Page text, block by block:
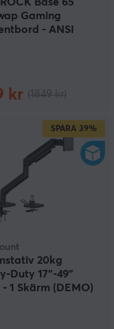
Gaming
- ANSI
kr
SPARA 39%
20kg
Duty 17”-49”
1 Skärm (DEMO)